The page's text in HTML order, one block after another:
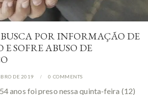
POR INFORMAÇÃO DE
SOFRE ABUSO DE
DE 2019 0 COMMENTS
anos foi preso nessa quinta-feira (12)